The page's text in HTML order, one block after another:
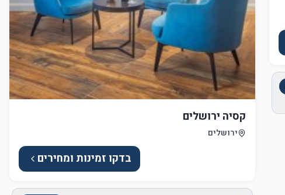
קסיה ירושלים
ירושלים
בדקו זמינות ומחירים